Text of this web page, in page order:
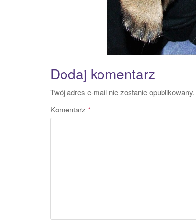
Dodaj komentarz
Twój adres e-mail nie zostanie opublikowany.
Komentarz *